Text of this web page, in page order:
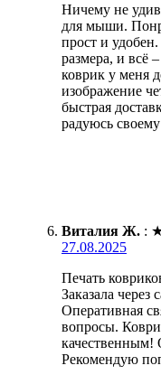
Ничему не
для мыши.
прост и
размера, и всё
коврик у меня
изображение
быстрая
радуюсь
Виталия Ж. :
27.08.2025
Печать
Заказала через
Оперативная
вопросы.
качественным!
Рекомендую